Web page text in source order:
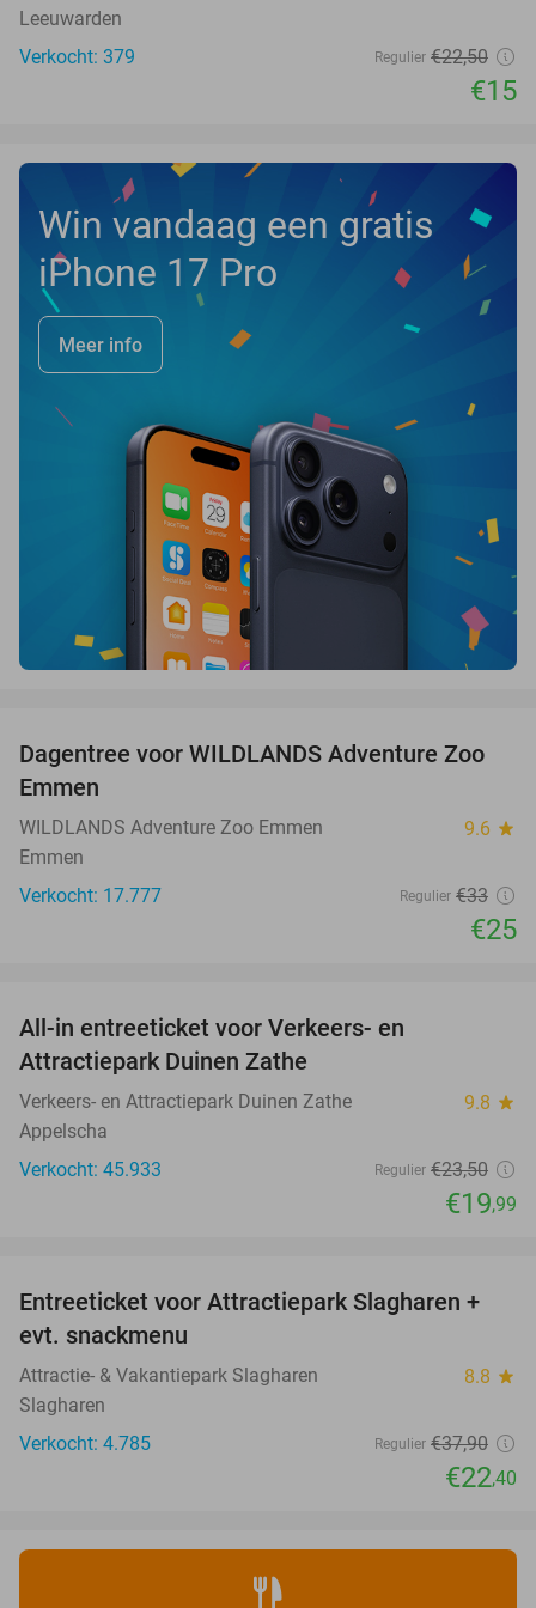
Leeuwarden
Verkocht: 379
Regulier €22,50
€15
Win vandaag een gratis
iPhone 17 Pro
Meer info
24%
Dagentree voor WILDLANDS Adventure Zoo
Emmen
WILDLANDS Adventure Zoo Emmen 9.6 star
Emmen
Verkocht: 17.777
Regulier €33
€25
All-in entreeticket voor Verkeers- en
Attractiepark Duinen Zathe
Verkeers- en Attractiepark Duinen Zathe 9.8 star
Appelscha
Verkocht: 45.933
Regulier €23,50
€19,99
41%
Entreeticket voor Attractiepark Slagharen +
evt. snackmenu
Attractie- & Vakantiepark Slagharen 8.8 star
Slagharen
Verkocht: 4.785
Regulier €37,90
€22,40